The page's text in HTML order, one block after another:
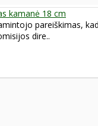
kamanė 18 cm
pareiškimas,
dire..